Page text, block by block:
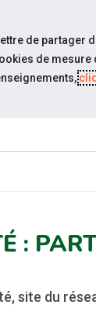
ESPACE
:
site du
de partager
de mesure